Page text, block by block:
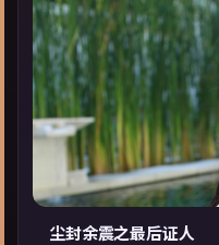
尘封余震之最后证人